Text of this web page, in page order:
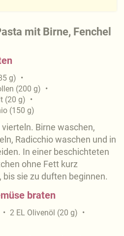
mit Birne, Fenchel
g)
(200 g)
(20 g)
(150 g)
Birne waschen,
Radicchio waschen und in
In einer beschichteten
ohne Fett kurz
sie zu duften beginnen.
braten
2 EL Olivenöl (20 g)